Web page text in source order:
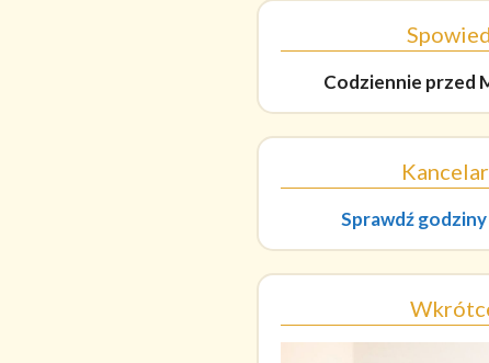
Codziennie przed
Sprawdź